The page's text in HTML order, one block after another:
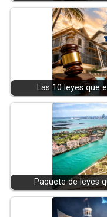
Las 10 leyes que
Paquete de leyes